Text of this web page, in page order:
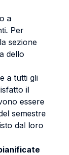
a
Per
sezione
dello
a tutti gli
il
essere
semestre
dal loro